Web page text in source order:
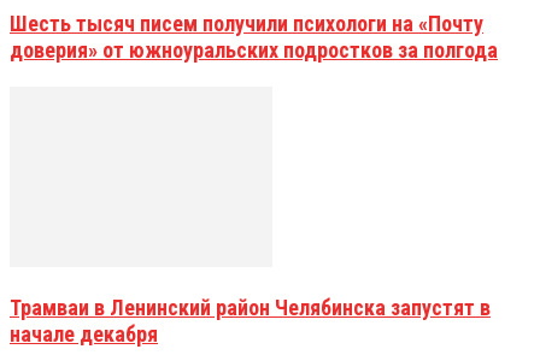
Шесть тысяч писем получили психологи на «Почту
доверия» от южноуральских подростков за полгода
Трамваи в Ленинский район Челябинска запустят в
начале декабря